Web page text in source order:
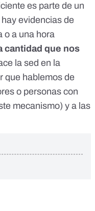
es parte de un
evidencias de
o a una hora
cantidad que nos
la sed en la
que hablemos de
o personas con
mecanismo) y a las